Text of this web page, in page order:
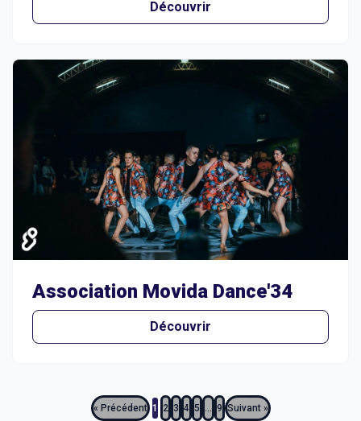
Découvrir
Association Movida Dance'34
Découvrir
« Précédent 1 2 3 4 5 … 9 Suivant »